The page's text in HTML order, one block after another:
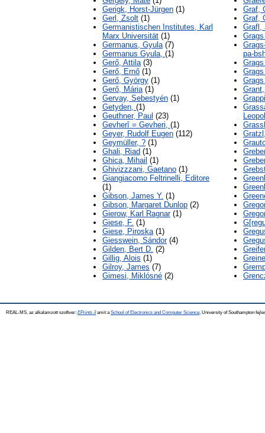
Gerigk, Horst-Jürgen (1)
Gerl, Zsolt (1)
Germanistischen Institutes, Karl
Marx Universität (1)
Germanus, Gyula(7)
Germanus Gyula, (1)
Gerő, Attila(3)
Gerő, Ernő (1)
Gerő, György (1)
Gerő, Mária(1)
Gervay, Sebestyén (1)
Getyden, (1)
Geuthner, Paul (23)
Gevherî = Gevheri, (1)
Geyer, Rudolf Eugen (112)
Geymüller, ? (1)
Ghali, Riad (1)
Ghica, Mihail (1)
Ghivizzzani, Gaetano (1)
Giangiacomo Feltrinelli, Editore
(1)
Gibson, James Y. (1)
Gibson, Margaret Dunlop (2)
Gierow, Karl Ragnar(1)
Giese, F. (1)
Giese, Piroska(1)
Giesswein, Sándor(4)
Gilden, Bert D. (2)
Gillig, Alois (1)
Gilroy, James (7)
Gimesi, Miklósné (2)
Graf,
Graf,
Grafl,
pa-
REAL-MS, az alkalamzott szoftver: EPrints 3amit a School of Electronics and Computer Science , University of Southampton